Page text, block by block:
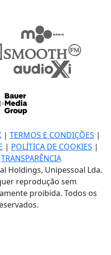
| TERMOS E CONDIÇÕES |
| POLÍTICA DE COOKIES |
TRANSPARÊNCIA
Holdings, Unipessoal Lda.
reprodução sem
proibida. Todos os